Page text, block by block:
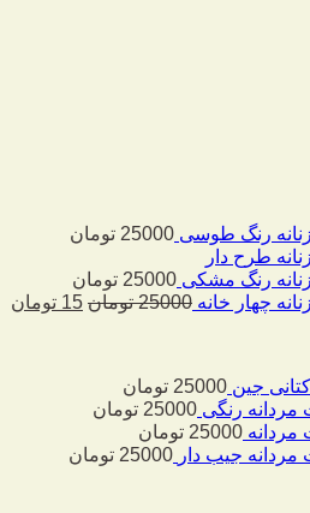
رنگ طوسی 25000 تومان
طرح دار
رنگ مشکی 25000 تومان
چهار خانه 25000 تومان 15 تومان
جین 25000 تومان
مردانه رنگی 25000 تومان
25000 تومان
جیب دار 25000 تومان